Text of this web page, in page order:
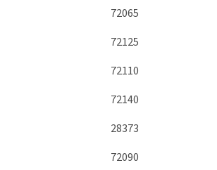
72065
72125
72110
72140
28373
72090